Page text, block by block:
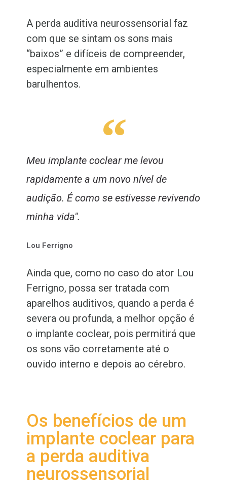
A perda auditiva neurossensorial faz
com que se sintam os sons mais
“baixos” e difíceis de compreender,
especialmente em ambientes
barulhentos.
“
Meu implante coclear me levou
rapidamente a um novo nível de
audição. É como se estivesse revivendo
minha vida".
Lou Ferrigno
Ainda que, como no caso do ator Lou
Ferrigno, possa ser tratada com
aparelhos auditivos, quando a perda é
severa ou profunda, a melhor opção é
o implante coclear, pois permitirá que
os sons vão corretamente até o
ouvido interno e depois ao cérebro.
Os benefícios de um
implante coclear para
a perda auditiva
neurossensorial